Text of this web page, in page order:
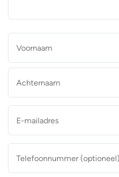
mailadres *
(optioneel)